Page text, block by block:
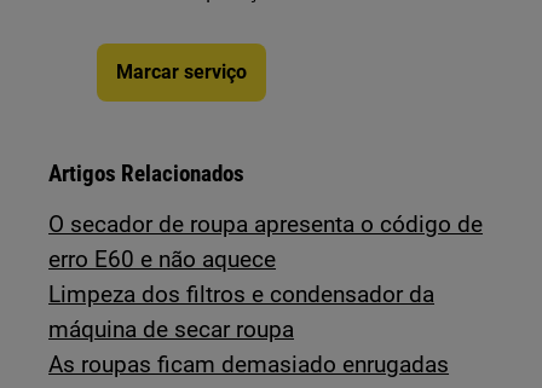
Marcar serviço
Artigos Relacionados
O secador de roupa apresenta o código de
erro E60 e não aquece
Limpeza dos filtros e condensador da
máquina de secar roupa
As roupas ficam demasiado enrugadas